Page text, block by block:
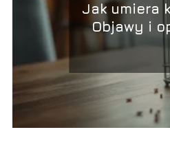
Jak umiera
Objawy i
trudnych